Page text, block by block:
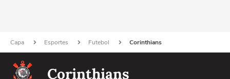
Capa Esportes Futebol Corinthians
Corinthians